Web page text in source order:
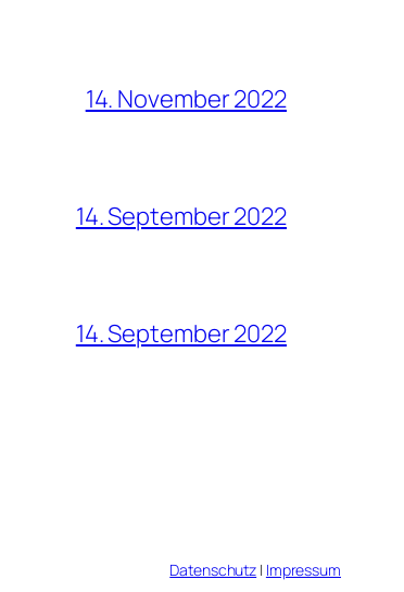
14. November 2022
14. September 2022
14. September 2022
Datenschutz | Impressum